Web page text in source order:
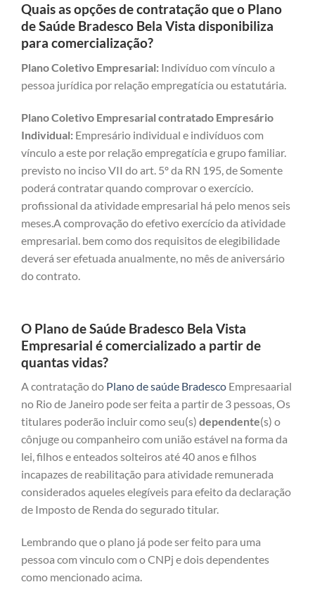
Quais as opções de contratação que o Plano
de Saúde Bradesco Bela Vista disponibiliza
para comercialização?
Plano Coletivo Empresarial: Indivíduo com vínculo a
pessoa jurídica por relação empregatícia ou estatutária.
Plano Coletivo Empresarial contratado Empresário
Individual: Empresário individual e indivíduos com
vínculo a este por relação empregatícia e grupo familiar.
previsto no inciso VII do art. 5º da RN 195, de Somente
poderá contratar quando comprovar o exercício.
profissional da atividade empresarial há pelo menos seis
meses.A comprovação do efetivo exercício da atividade
empresarial. bem como dos requisitos de elegibilidade
deverá ser efetuada anualmente, no mês de aniversário
do contrato.
O Plano de Saúde Bradesco Bela Vista
Empresarial é comercializado a partir de
quantas vidas?
A contratação do Plano de saúde Bradesco Empresaarial
no Rio de Janeiro pode ser feita a partir de 3 pessoas, Os
titulares poderão incluir como seu(s) dependente(s) o
cônjuge ou companheiro com união estável na forma da
lei, filhos e enteados solteiros até 40 anos e filhos
incapazes de reabilitação para atividade remunerada
considerados aqueles elegíveis para efeito da declaração
de Imposto de Renda do segurado titular.
Lembrando que o plano já pode ser feito para uma
pessoa com vinculo com o CNPj e dois dependentes
como mencionado acima.